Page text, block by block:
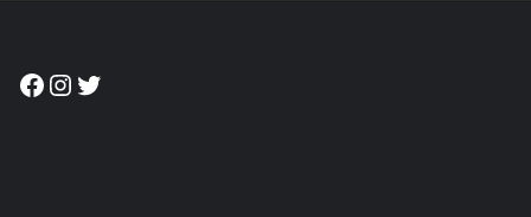
Facebook
Instagram
Twitter